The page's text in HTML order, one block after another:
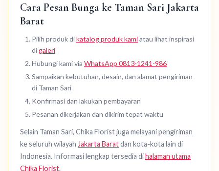
Cara Pesan Bunga ke Taman Sari Jakarta
Barat
Pilih produk dikatalog produk kamiatau lihat inspirasi
digaleri
Hubungi kami via WhatsApp 0813-1241-986
Sampaikan kebutuhan, desain, dan alamat pengiriman
di Taman Sari
Konfirmasi dan lakukan pembayaran
Pesanan dikerjakan dan dikirim tepat waktu
Selain Taman Sari, Chika Florist juga melayani pengiriman
ke seluruh wilayah Jakarta Baratdan kota-kota lain di
Indonesia. Informasi lengkap tersedia dihalaman utama
Chika Florist.